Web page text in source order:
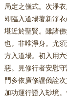
局定之儀式。次淨
即臨入道場著新淨
堪近於聖賢。雖諸
也。非唯淨身。尤
方入道場。初入用
惡。見修行者安慰
門多依廣修證儀
加功運行證入玅境